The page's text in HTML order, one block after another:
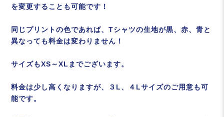
を変更することも可能です！
同じプリントの色であれば、Tシャツの生地が黒、赤、青と
異なっても料金は変わりません！
サイズもXS～XLまでございます。
料金は少し高くなりますが、３L、４Lサイズのご用意も可
能です。